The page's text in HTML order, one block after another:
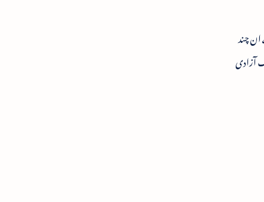
اثر انداز ہوتا ہے۔ 1857ء سے 1947ء تک کے ان چند
آزادی